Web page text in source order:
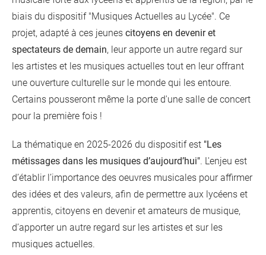
biais du dispositif "Musiques Actuelles au Lycée". Ce
projet, adapté à ces jeunes citoyens en devenir et
spectateurs de demain, leur apporte un autre regard sur
les artistes et les musiques actuelles tout en leur offrant
une ouverture culturelle sur le monde qui les entoure.
Certains pousseront même la porte d'une salle de concert
pour la première fois !
La thématique en 2025-2026 du dispositif est "Les
métissages dans les musiques d’aujourd’hui". L'enjeu est
d’établir l’importance des oeuvres musicales pour affirmer
des idées et des valeurs, afin de permettre aux lycéens et
apprentis, citoyens en devenir et amateurs de musique,
d’apporter un autre regard sur les artistes et sur les
musiques actuelles.